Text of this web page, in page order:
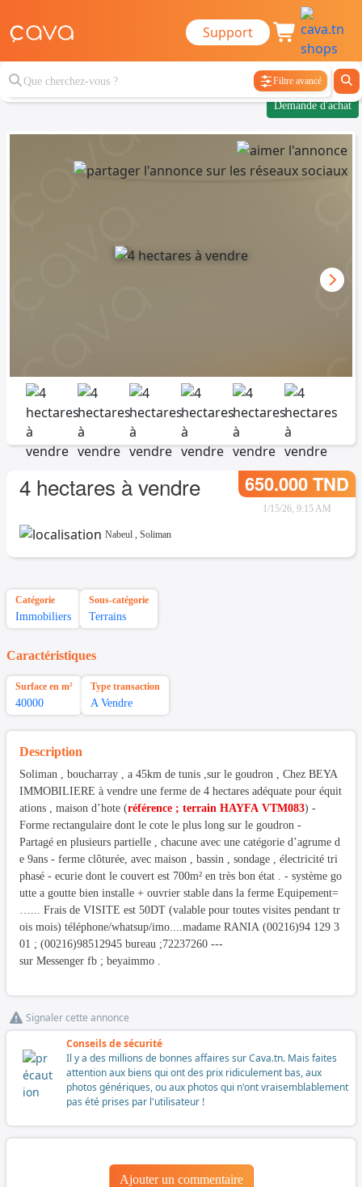
Support
Filtre avancé
Demande d'achat
4 hectares à vendre 650.000 TND
1/15/26, 9:15 AM
Nabeul , Soliman
Catégorie
Immobiliers
Sous-catégorie
Terrains
Caractéristiques
Surface en m²
40000
Type transaction
A Vendre
Description
Soliman , boucharray , a 45km de tunis ,sur le goudron , Chez BEYA
IMMOBILIERE à vendre une ferme de 4 hectares adéquate pour équit
ations , maison d’hote (référence ; terrain HAYFA VTM083) -
Forme rectangulaire dont le cote le plus long sur le goudron -
Partagé en plusieurs partielle , chacune avec une catégorie d’agrume d
e 9ans - ferme clôturée, avec maison , bassin , sondage , électricité tri
phasé - ecurie dont le couvert est 700m² en très bon état . - système go
utte a goutte bien installe + ouvrier stable dans la ferme Equipement=
…... Frais de VISITE est 50DT (valable pour toutes visites pendant tr
ois mois) téléphone/whatsup/imo....madame RANIA (00216)94 129 3
01 ; (00216)98512945 bureau ;72237260 ---
sur Messenger fb ; beyaimmo .
Signaler cette annonce
Conseils de sécurité
Il y a des millions de bonnes affaires sur Cava.tn. Mais faites
attention aux biens qui ont des prix ridiculement bas, aux
photos génériques, ou aux photos qui n'ont vraisemblablement
pas été prises par l'utilisateur !
Ajouter un commentaire